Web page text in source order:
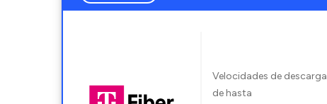
Velocidades de descarga
de hasta